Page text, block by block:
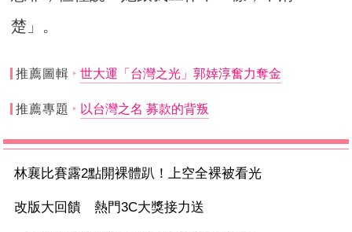
楚」。
推薦圖輯 世大運「台灣之光」郭婞淳奮力奪金
推薦專題 以台灣之名 募款的背叛
林襄比賽露2點開裸體趴！上空全裸被看光
改版大回饋 熱門3C大獎接力送